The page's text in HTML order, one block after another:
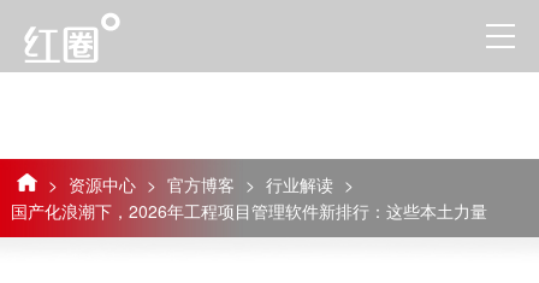
> 资源中心 > 官方博客 > 行业解读 >
国产化浪潮下，2026年工程项目管理软件新排行：这些本土力量
正在崛起